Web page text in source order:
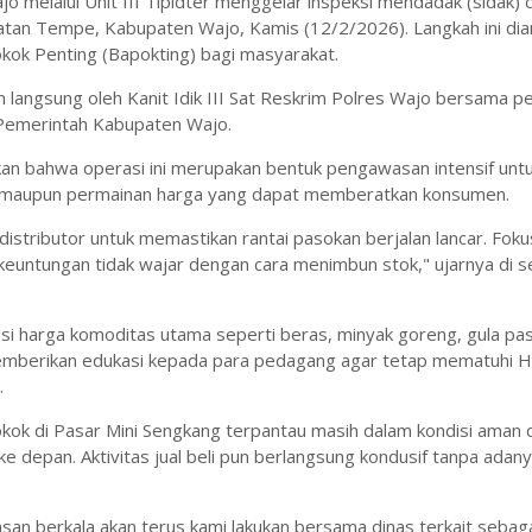
Tempe, Kabupaten Wajo, Kamis (12/2/2026). Langkah ini
Penting (Bapokting) bagi masyarakat.
oleh Kanit Idik III Sat Reskrim Polres Wajo bersama
Kabupaten Wajo.
bahwa operasi ini merupakan bentuk pengawasan intensif
permainan harga yang dapat memberatkan konsumen.
untuk memastikan rantai pasokan berjalan lancar.
tidak wajar dengan cara menimbun stok," ujarnya di
harga komoditas utama seperti beras, minyak goreng, gula
edukasi kepada para pedagang agar tetap mematuhi
di Pasar Mini Sengkang terpantau masih dalam kondisi aman
depan. Aktivitas jual beli pun berlangsung kondusif tanpa
berkala akan terus kami lakukan bersama dinas terkait